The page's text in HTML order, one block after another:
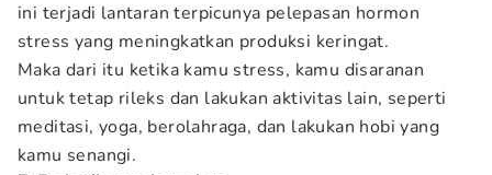
ini terjadi lantaran terpicunya pelepasan hormon
stress yang meningkatkan produksi keringat.
Maka dari itu ketika kamu stress, kamu disaranan
untuk tetap rileks dan lakukan aktivitas lain, seperti
meditasi, yoga, berolahraga, dan lakukan hobi yang
kamu senangi.